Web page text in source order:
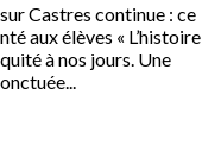
Castres continue : ce
aux élèves « L’histoire
à nos jours. Une